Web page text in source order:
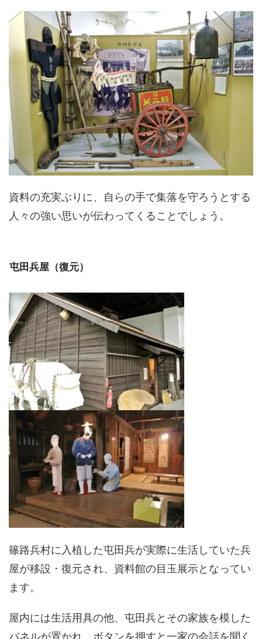
資料の充実ぶりに、自らの手で集落を守ろうとする
人々の強い思いが伝わってくることでしょう。
屯田兵屋（復元）
篠路兵村に入植した屯田兵が実際に生活していた兵
屋が移設・復元され、資料館の目玉展示となってい
ます。
屋内には生活用具の他、屯田兵とその家族を模した
パネルが置かれ、ボタンを押すと一家の会話を聞く